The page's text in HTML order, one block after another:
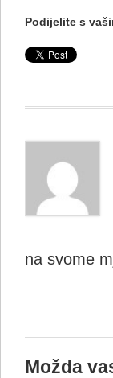
Podijelite s
na svome
Možda